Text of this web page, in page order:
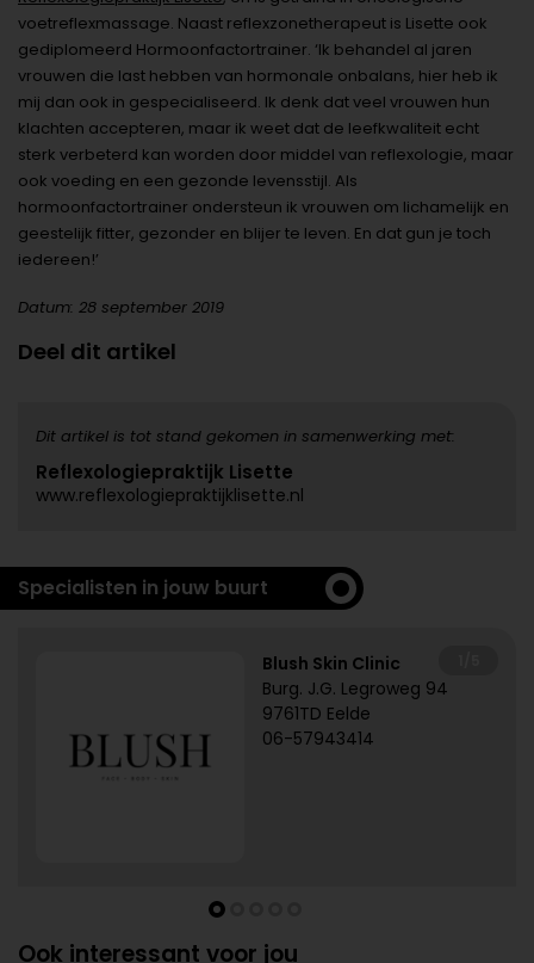
voetreflexmassage. Naast reflexzonetherapeut is Lisette ook
gediplomeerd Hormoonfactortrainer. ‘Ik behandel al jaren
vrouwen die last hebben van hormonale onbalans, hier heb ik
mij dan ook in gespecialiseerd. Ik denk dat veel vrouwen hun
klachten accepteren, maar ik weet dat de leefkwaliteit echt
sterk verbeterd kan worden door middel van reflexologie, maar
ook voeding en een gezonde levensstijl. Als
hormoonfactortrainer ondersteun ik vrouwen om lichamelijk en
geestelijk fitter, gezonder en blijer te leven. En dat gun je toch
iedereen!’
Datum: 28 september 2019
Deel dit artikel
Dit artikel is tot stand gekomen in samenwerking met:
Reflexologiepraktijk Lisette
www.reflexologiepraktijklisette.nl
Specialisten in jouw buurt
Blush Skin Clinic
Burg. J.G. Legroweg 94
9761TD Eelde
06-57943414
Ook interessant voor jou